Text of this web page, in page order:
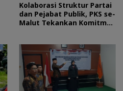
Kolaborasi Struktur Partai
dan Pejabat Publik, PKS se-
Malut Tekankan Komitmen